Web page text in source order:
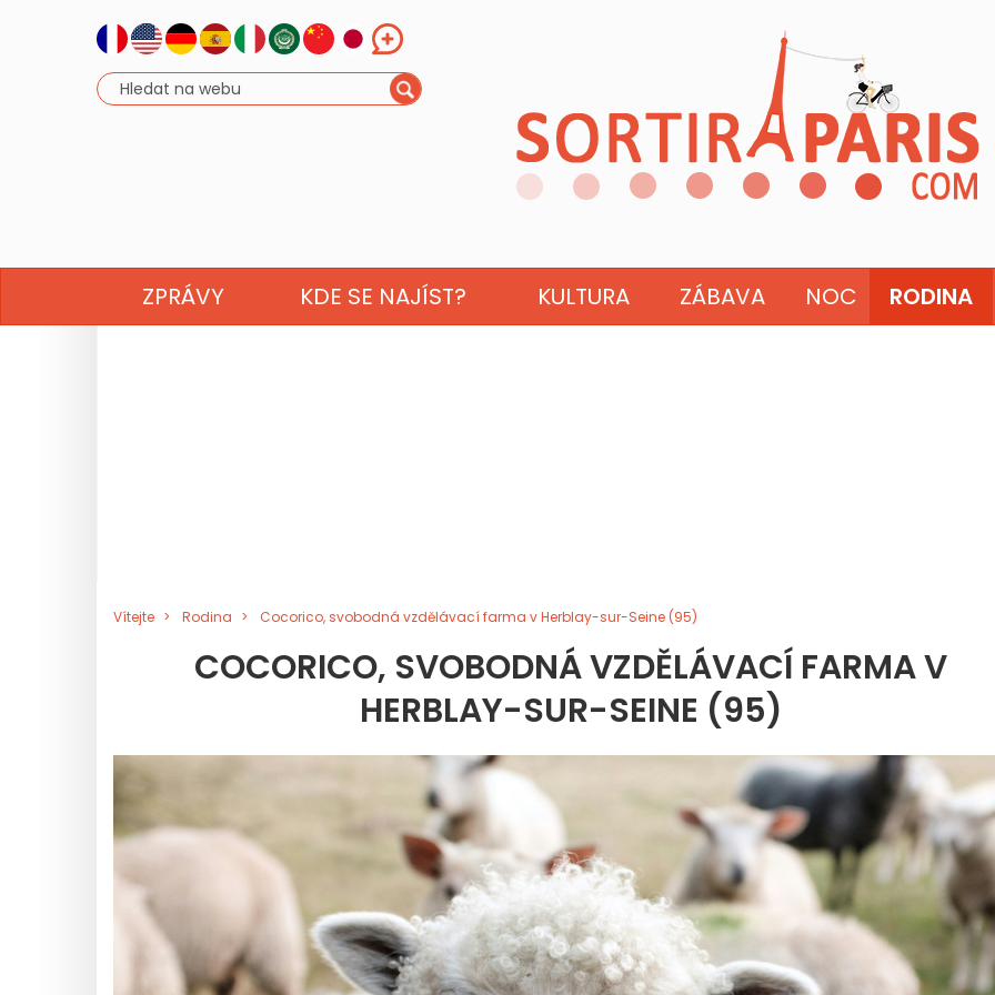
ZPRÁVY KDE SE NAJÍST? KULTURA ZÁBAVA NOC RODINA
Vítejte Rodina Cocorico, svobodná vzdělávací farma v Herblay-sur-Seine (95)
COCORICO, SVOBODNÁ VZDĚLÁVACÍ FARMA V
HERBLAY-SUR-SEINE (95)